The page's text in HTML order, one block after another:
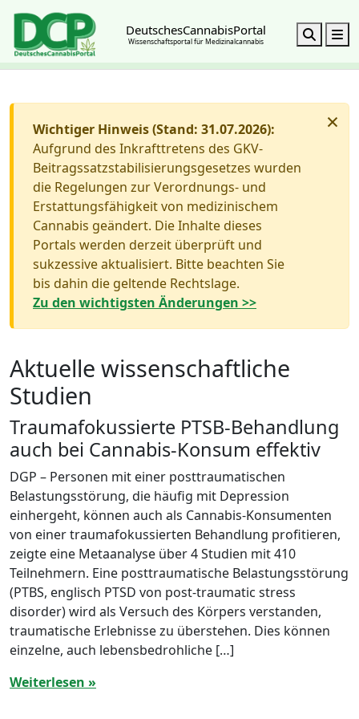
DeutschesCannabisPortal
Wissenschaftsportal für Medizinalcannabis Search
×
Wichtiger Hinweis (Stand: 31.07.2026):
Aufgrund des Inkrafttretens des GKV-
Beitragssatzstabilisierungsgesetzes wurden
die Regelungen zur Verordnungs- und
Erstattungsfähigkeit von medizinischem
Cannabis geändert. Die Inhalte dieses
Portals werden derzeit überprüft und
sukzessive aktualisiert. Bitte beachten Sie
bis dahin die geltende Rechtslage.
Zu den wichtigsten Änderungen >>
Aktuelle wissenschaftliche
Studien
Traumafokussierte PTSB-Behandlung
auch bei Cannabis-Konsum effektiv
DGP – Personen mit einer posttraumatischen
Belastungsstörung, die häufig mit Depression
einhergeht, können auch als Cannabis-Konsumenten
von einer traumafokussierten Behandlung profitieren,
zeigte eine Metaanalyse über 4 Studien mit 410
Teilnehmern. Eine posttraumatische Belastungsstörung
(PTBS, englisch PTSD von post-traumatic stress
disorder) wird als Versuch des Körpers verstanden,
traumatische Erlebnisse zu überstehen. Dies können
einzelne, auch lebensbedrohliche […]
Weiterlesen »